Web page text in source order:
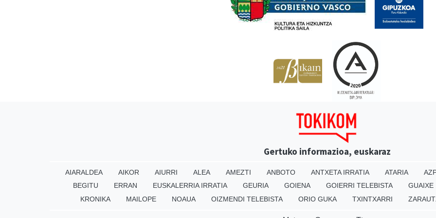
Gertuko informazioa, euskaraz
AIARALDEA AIKOR AIURRI ALEA AMEZTI ANBOTO ANTXETA IRRATIA ATARIA
BEGITU
ERRAN EUSKALERRIA IRRATIA GEURIA GOIENA GOIERRI TELEBISTA
GUAIXE
KRONIKA
MAILOPE NOAUA OIZMENDI TELEBISTA ORIO GUKA TXINTXARRI